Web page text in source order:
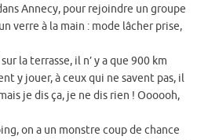
Annecy, pour rejoindre un groupe
verre à la main : mode lâcher prise,
la terrasse, il n’ y a que 900 km
y jouer, à ceux qui ne savent pas, il
je dis ça, je ne dis rien ! Oooooh,
on a un monstre coup de chance